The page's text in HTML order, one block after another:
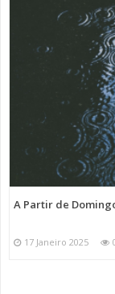
A Partir de
17 Janeiro 2025